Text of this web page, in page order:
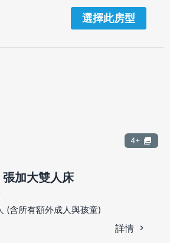
選擇此房型
4+
張加大雙人床
(含所有額外成人與孩童)
詳情